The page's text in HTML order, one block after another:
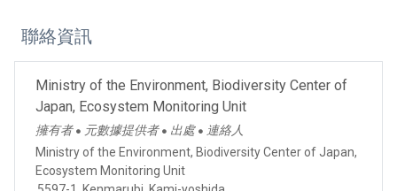
聯絡資訊
Ministry of the Environment, Biodiversity Center of
Japan, Ecosystem Monitoring Unit
擁有者 ● 元數據提供者 ● 出處 ● 連絡人
Ministry of the Environment, Biodiversity Center of Japan,
Ecosystem Monitoring Unit